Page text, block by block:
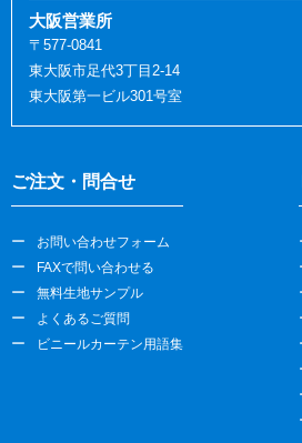
ご注文・問合せ
お問い合わせフォーム
FAXで問い合わせる
無料生地サンプル
よくあるご質問
ビニールカーテン用語集
大阪営業所
〒577-0841
東大阪市足代3丁目2-14
東大阪第一ビル301号室